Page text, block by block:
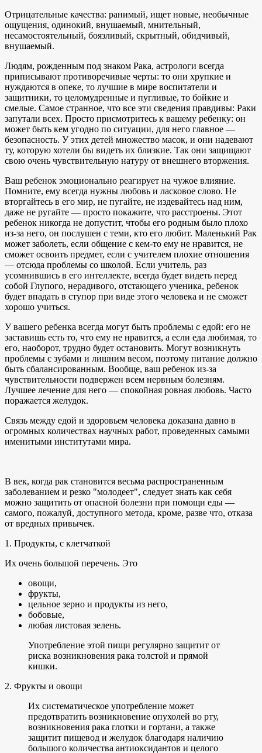
Отрицательные качества: ранимый, ищет новые, необычные
ощущения, одинокий, внушаемый, мнительный,
несамостоятельный, боязливый, скрытный, обидчивый,
внушаемый.
Людям, рожденным под знаком Рака, астрологи всегда
приписывают противоречивые черты: то они хрупкие и
нуждаются в опеке, то лучшие в мире воспитатели и
защитники, то целомудренные и пугливые, то бойкие и
смелые. Самое странное, что все эти сведения правдивы: Раки
запутали всех. Просто присмотритесь к вашему ребенку: он
может быть кем угодно по ситуации, для него главное —
безопасность. У этих детей множество масок, и они надевают
ту, которую хотели бы видеть их близкие. Так они защищают
свою очень чувствительную натуру от внешнего вторжения.
Ваш ребенок эмоционально реагирует на чужое влияние.
Помните, ему всегда нужны любовь и ласковое слово. Не
вторгайтесь в его мир, не пугайте, не издевайтесь над ним,
даже не ругайте — просто покажите, что расстроены. Этот
ребенок никогда не допустит, чтобы его родным было плохо
из-за него, он послушен с теми, кто его любит. Маленький Рак
может заболеть, если общение с кем-то ему не нравится, не
сможет освоить предмет, если с учителем плохие отношения
— отсюда проблемы со школой. Если учитель, раз
усомнившись в его интеллекте, всегда будет видеть перед
собой Глупого, нерадивого, отстающего ученика, ребенок
будет впадать в ступор при виде этого человека и не сможет
хорошо учиться.
У вашего ребенка всегда могут быть проблемы с едой: его не
заставишь есть то, что ему не нравится, а если еда любимая, то
его, наоборот, трудно будет остановить. Могут возникнуть
проблемы с зубами и лишним весом, поэтому питание должно
быть сбалансированным. Вообще, ваш ребенок из-за
чувствительности подвержен всем нервным болезням.
Лучшее лечение для него — спокойная ровная любовь. Часто
поражается желудок.
Связь между едой и здоровьем человека доказана давно в
огромных количествах научных работ, проведенных самыми
именитыми институтами мира.
В век, когда рак становится весьма распространенным
заболеванием и резко "молодеет", следует знать как себя
можно защитить от опасной болезни при помощи еды —
самого, пожалуй, доступного метода, кроме, разве что, отказа
от вредных привычек.
1. Продукты, с клетчаткой
Их очень большой перечень. Это
овощи,
фрукты,
цельное зерно и продукты из него,
бобовые,
любая листовая зелень.
Употребление этой пищи регулярно защитит от
риска возникновения рака толстой и прямой
кишки.
2. Фрукты и овощи
Их систематическое употребление может
предотвратить возникновение опухолей во рту,
возникновения рака глотки и гортани, а также
защитит пищевод и желудок благодаря наличию
большого количества антиоксидантов и целого